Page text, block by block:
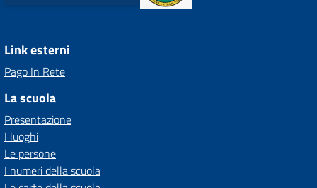
Link esterni
Pago In Rete
La scuola
Presentazione
I luoghi
Le persone
I numeri della scuola